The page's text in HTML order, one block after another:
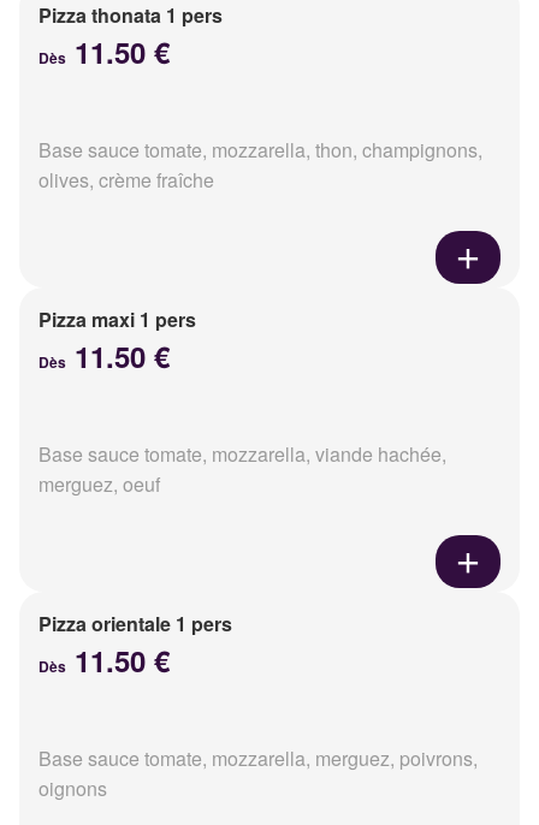
Pizza thonata 1 pers
Dès 11.50 €
Base sauce tomate, mozzarella, thon, champignons,
olives, crème fraîche
Pizza maxi 1 pers
Dès 11.50 €
Base sauce tomate, mozzarella, viande hachée,
merguez, oeuf
Pizza orientale 1 pers
Dès 11.50 €
Base sauce tomate, mozzarella, merguez, poivrons,
oignons